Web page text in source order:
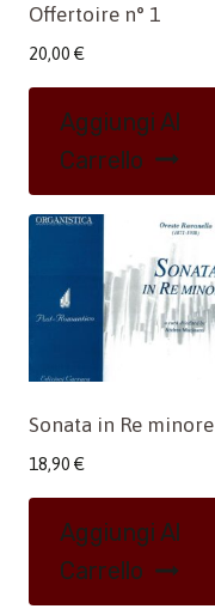
Offertoire n° 1
20,00 €
Aggiungi Al
Carrello
Sonata in Re minore
18,90 €
Aggiungi Al
Carrello